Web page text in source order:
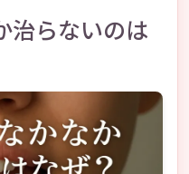
治らないのは